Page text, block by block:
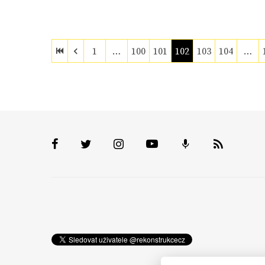
1 … 100 101 102 103 104 …